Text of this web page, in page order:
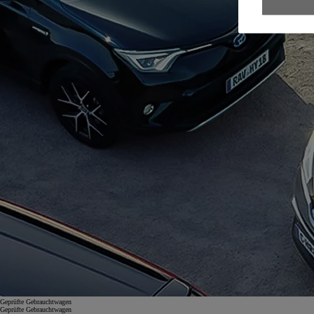
Geprüfte Gebrauchtwagen
Geprüfte Gebrauchtwagen